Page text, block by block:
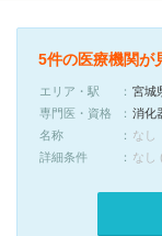
5件の医療機関が
エリア・駅
宮城
専門医・資格
消化
名称
なし
詳細条件
なし